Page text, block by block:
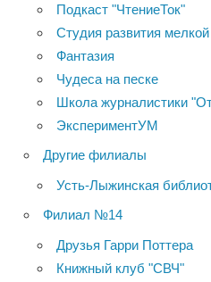
Подкаст "ЧтениеТок"
Студия развития
Фантазия
Чудеса на песке
Школа журналистики
ЭкспериментУМ
Другие филиалы
Усть-Лыжинская
Филиал №14
Друзья Гарри Поттера
Книжный клуб "СВЧ"